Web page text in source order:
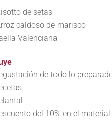
de setas
caldoso de marisco
Valenciana
de todo lo
del 10% en el